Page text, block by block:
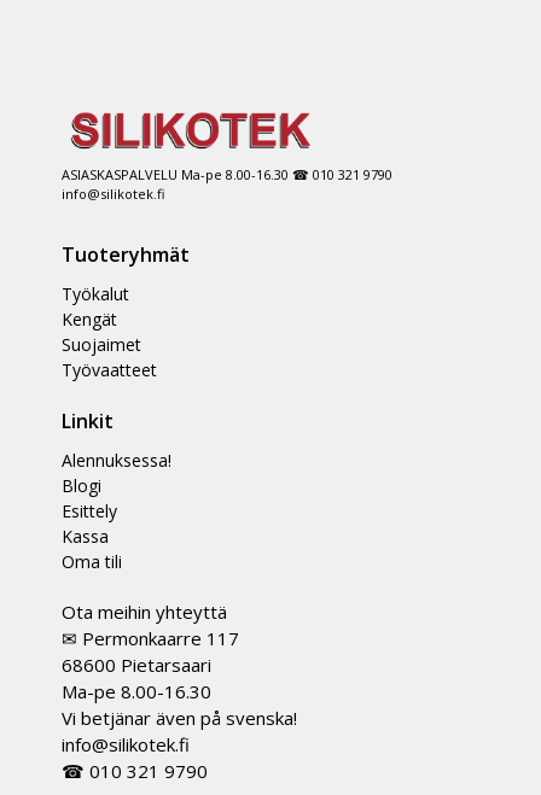
ASIASKASPALVELU Ma-pe 8.00-16.30 ☎ 010 321 9790
info@silikotek.fi
Tuoteryhmät
Työkalut
Kengät
Suojaimet
Työvaatteet
Linkit
Alennuksessa!
Blogi
Esittely
Kassa
Oma tili
Ota meihin yhteyttä
✉ Permonkaarre 117
68600 Pietarsaari
Ma-pe 8.00-16.30
Vi betjänar även på svenska!
info@silikotek.fi
☎ 010 321 9790